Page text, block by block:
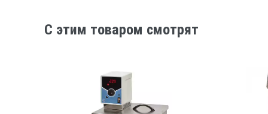
Запасной комплект щеток
C этим товаром смотрят